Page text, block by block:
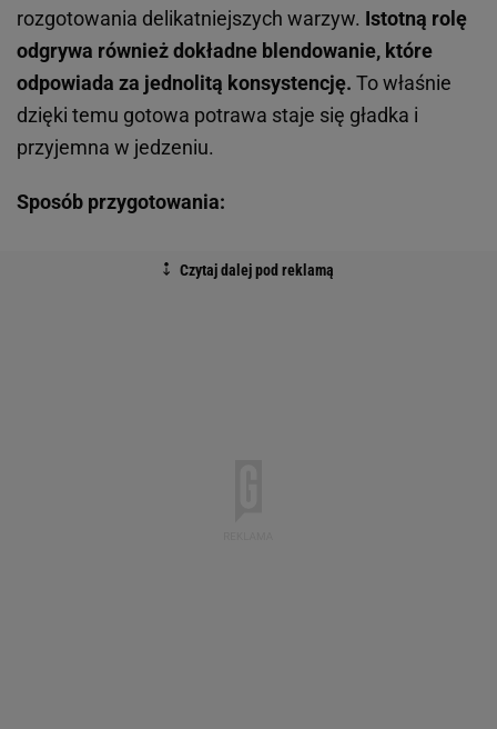
rozgotowania delikatniejszych warzyw. Istotną rolę
odgrywa również dokładne blendowanie, które
odpowiada za jednolitą konsystencję. To właśnie
dzięki temu gotowa potrawa staje się gładka i
przyjemna w jedzeniu.
Sposób przygotowania: